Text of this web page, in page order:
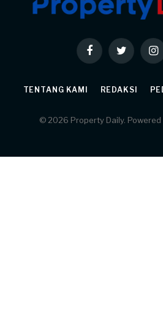
FacebookTwitter
TENTANG KAMI REDAKSI
© 2026 Property Daily. Powered